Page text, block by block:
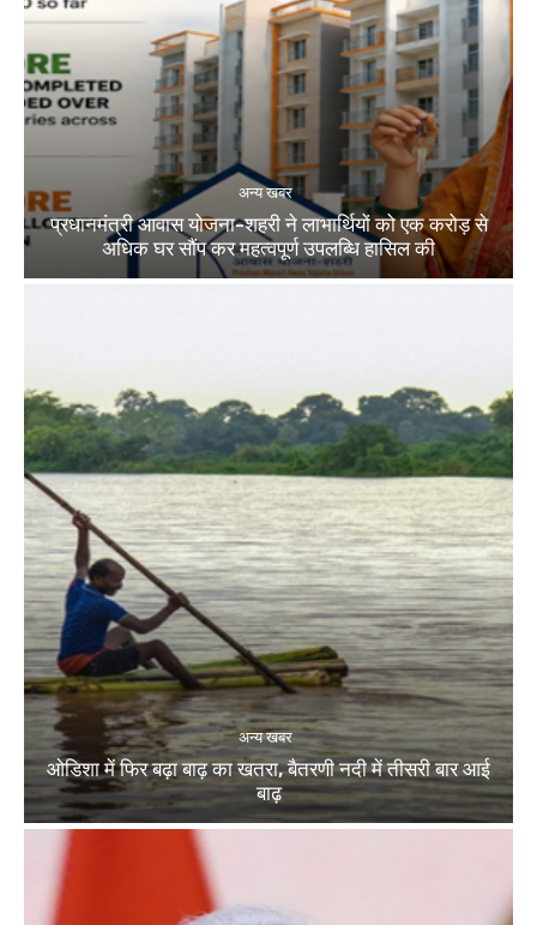
अन्य खबर
प्रधानमंत्री आवास योजना-शहरी ने लाभार्थियों को एक करोड़ से
अधिक घर सौंप कर महत्वपूर्ण उपलब्धि हासिल की
अन्य खबर
ओडिशा में फिर बढ़ा बाढ़ का खतरा, बैतरणी नदी में तीसरी बार आई
बाढ़